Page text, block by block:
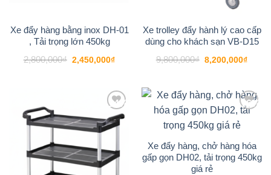
Xe đẩy hàng bằng inox DH-01
, Tải trọng lớn 450kg
2,800,000₫ Giá
gốc
2,450,000₫Giá
2,450,000₫.
Xe trolley đẩy hành lý cao cấp
dùng cho khách sạn VB-D15
9,800,000₫ Giá
gốc
8,200,000₫Giá
-14%
Add to
wishlist
-16%
wishlist
Xe đẩy hàng, chở hàng hóa
gấp gọn DH02, tải trọng 450kg
giá rẻ